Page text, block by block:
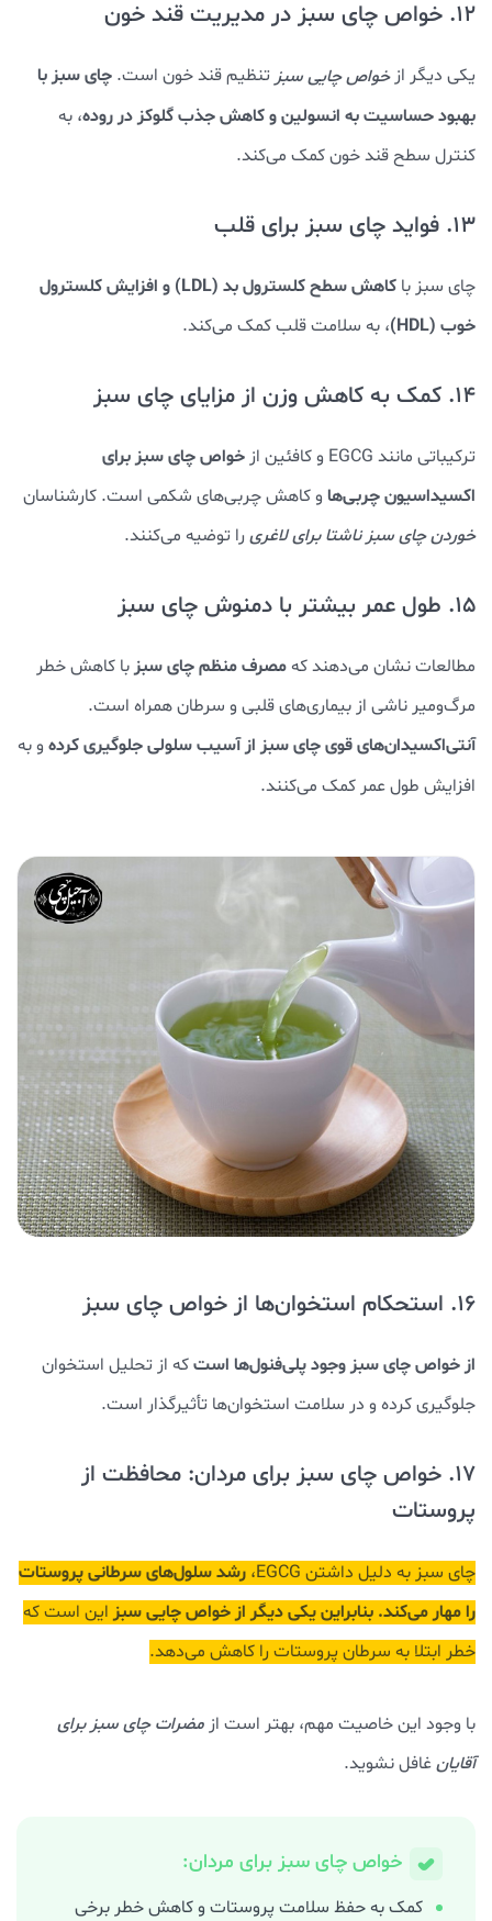
12. خواص چای سبز در مدیریت قند خون
یکی دیگر ازخواص چایی سبز تنظیم قند خون است. چای سبز با
بهبود حساسیت به انسولین و کاهش جذب گلوکز در روده، به
کنترل سطح قند خون کمک می‌کند.
13. فواید چای سبز برای قلب
چای سبز با
کاهش سطح کلسترول بد (LDL) و افزایش کلسترول
خوب (HDL)
، به سلامت قلب کمک می‌کند.
14. کمک به کاهش وزن از مزایای چای سبز
ترکیباتی مانند EGCG و کافئین از
خواص چای سبز برای
اکسیداسیون چربی‌ها و کاهش چربی‌های شکمی است. کارشناسان
خوردن چای سبز ناشتا برای لاغری را توضیه می‌کنند.
15. طول عمر بیشتر با دمنوش چای سبز
مطالعات نشان می‌دهند کهمصرف منظم چای سبزبا کاهش خطر
مرگ‌ومیر ناشی از بیماری‌های قلبی و سرطان همراه است.
آنتی‌اکسیدان‌های قوی چای سبز از آسیب سلولی جلوگیری کرده و به
افزایش طول عمر کمک می‌کنند.
16. استحکام استخوان‌ها از خواص چای سبز
از خواص چای سبز وجود پلی‌فنول‌ها استکه از تحلیل استخوان
جلوگیری کرده و در سلامت استخوان‌ها تأثیرگذار است.
17. خواص چای سبز برای مردان: محافظت از
پروستات
چای سبز به دلیل داشتن EGCG،
رشد سلول‌های سرطانی پروستات
را مهار می‌کند. بنابراین یکی دیگر از خواص چایی سبز این است که
خطر ابتلا به سرطان پروستات را کاهش می‌دهد.
با وجود این خاصیت مهم، بهتر است از مضرات چای سبز برای
آقایانغافل نشوید.
خواص چای سبز برای مردان:
کمک به حفظ سلامت پروستات و کاهش خطر برخی